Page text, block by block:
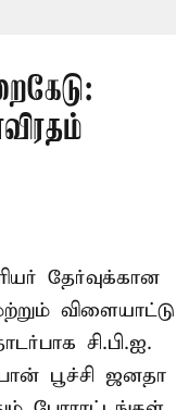
தேர்வுக்கான
விளையாட்டு
சி.பி.ஐ.
பூச்சி ஜனதா